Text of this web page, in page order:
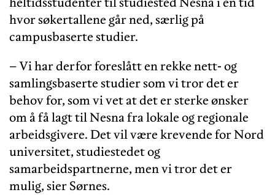
hvor søkertallene går ned, særlig på
campusbaserte studier.
– Vi har derfor foreslått en rekke nett- og
samlingsbaserte studier som vi tror det er
behov for, som vi vet at det er sterke ønsker
om å få lagt til Nesna fra lokale og regionale
arbeidsgivere. Det vil være krevende for Nord
universitet, studiestedet og
samarbeidspartnerne, men vi tror det er
mulig, sier Sørnes.